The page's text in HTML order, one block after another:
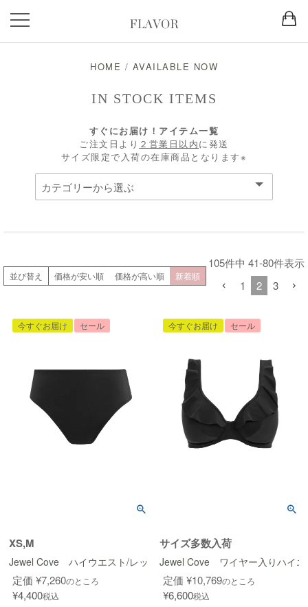
HOME / AVAILABLE NOW
IN STOCK ITEMS
すぐにお届け！アイテム一覧
ご注文日より ２営業日以内に発送
サイズ限定で入荷の在庫商品となります※
並び替え 価格が安い順 価格が高い順 新着順
105件中 41-80件表示
1
2 3
今すぐお届け セール
XS,M
Jewel Cove ハイウエスト/レッグブリーフ
定価 ¥7,260のところ
¥4,400税込
今すぐお届け セール
サイズ多数入荷
Jewel Cove ワイヤー入りハイエ
定価 ¥10,769のところ
¥6,600税込